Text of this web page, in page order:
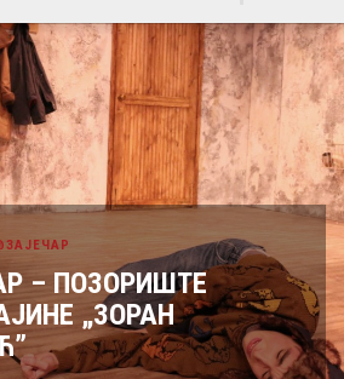
– ПОЗОРИШТЕ
„ЗОРАН